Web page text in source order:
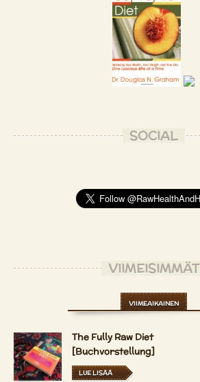
SOCIAL
VIIMEISIMMÄT
VIIMEAIKAINEN
The Fully Raw Diet
[Buchvorstellung]
LUE LISÄÄ